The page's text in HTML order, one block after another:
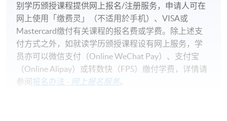
别学历颁授课程提供网上报名/注册服务，申请人可在
网上使用「缴费灵」（不适用於手机）、VISA或
Mastercard缴付有关课程的报名费或学费。除上述支
付方式之外，如就读学历颁授课程设有网上服务，学
员亦可以微信支付（Online WeChat Pay）、支付宝
（Online Alipay）或转数快（FPS）缴付学费，详情请
参阅 报名办法 - 网上报名服务。